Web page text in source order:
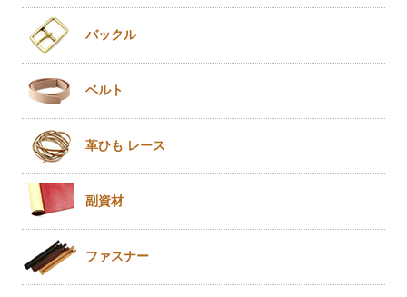
バックル
ベルト
革ひも レース
副資材
ファスナー